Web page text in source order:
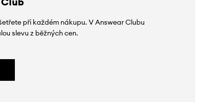
při každém nákupu. V Answear Clubu
slevu z běžných cen.